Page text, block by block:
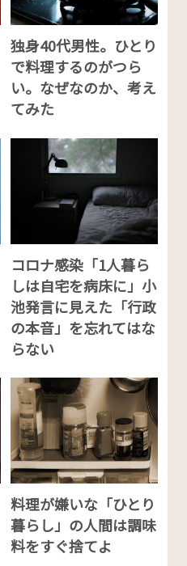
独身40代男性。ひとり
で料理するのがつら
い。なぜなのか、考え
てみた
コロナ感染「1人暮ら
しは自宅を病床に」小
池発言に見えた「行政
の本音」を忘れてはな
らない
料理が嫌いな「ひとり
暮らし」の人間は調味
料をすぐ捨てよ